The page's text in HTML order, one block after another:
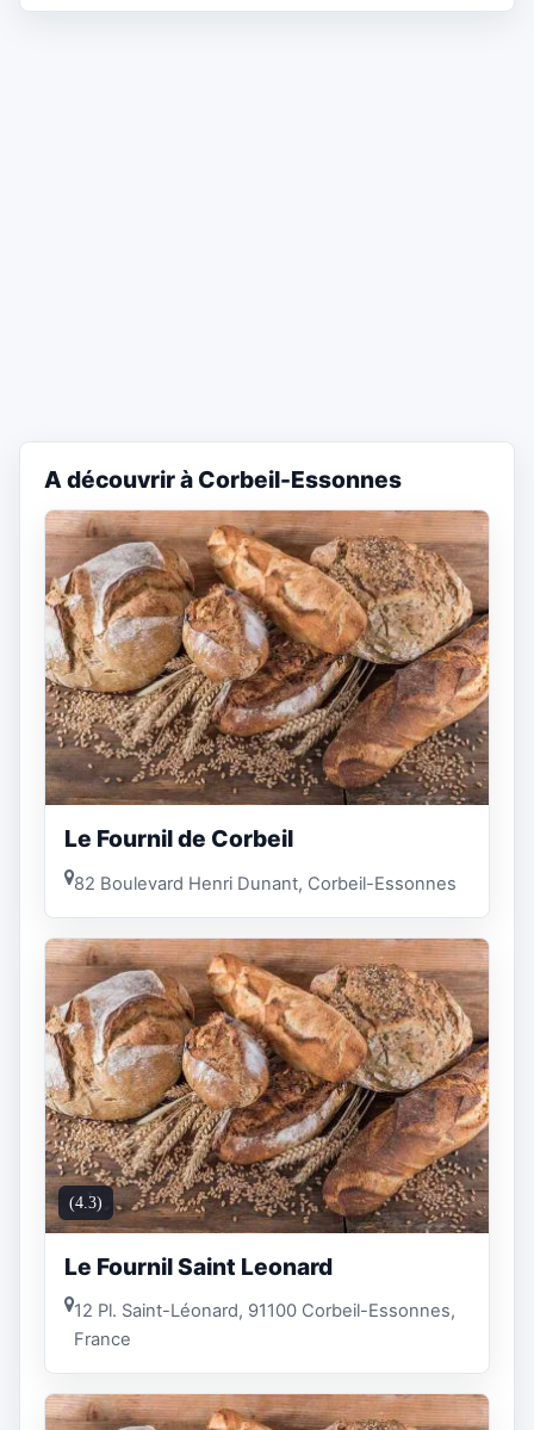
A découvrir à Corbeil-Essonnes
Le Fournil de Corbeil
82 Boulevard Henri Dunant, Corbeil-Essonnes
(4.3)
Le Fournil Saint Leonard
12 Pl. Saint-Léonard, 91100 Corbeil-Essonnes,
France